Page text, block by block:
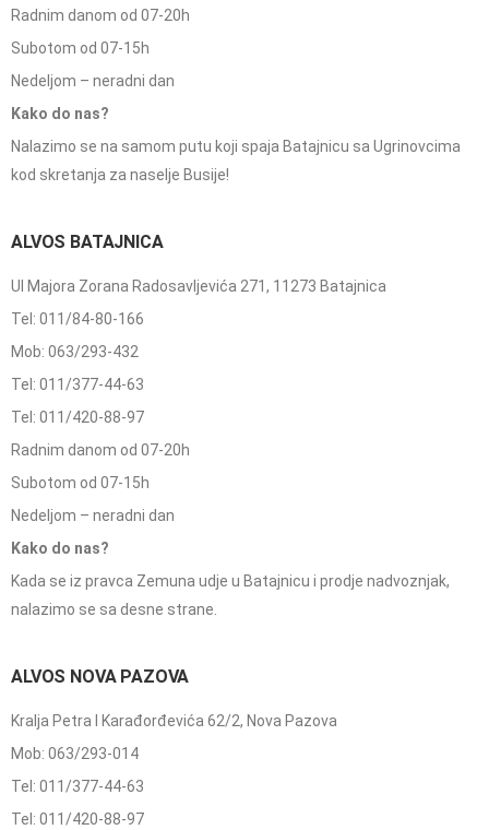
Radnim danom od 07-20h
Subotom od 07-15h
Nedeljom – neradni dan
Kako do nas?
Nalazimo se na samom putu koji spaja Batajnicu sa Ugrinovcima
kod skretanja za naselje Busije!
ALVOS BATAJNICA
Ul Majora Zorana Radosavljevića 271, 11273 Batajnica
Tel: 011/84-80-166
Mob: 063/293-432
Tel: 011/377-44-63
Tel: 011/420-88-97
Radnim danom od 07-20h
Subotom od 07-15h
Nedeljom – neradni dan
Kako do nas?
Kada se iz pravca Zemuna udje u Batajnicu i prodje nadvoznjak,
nalazimo se sa desne strane.
ALVOS NOVA PAZOVA
Kralja Petra I Karađorđevića 62/2, Nova Pazova
Mob: 063/293-014
Tel: 011/377-44-63
Tel: 011/420-88-97